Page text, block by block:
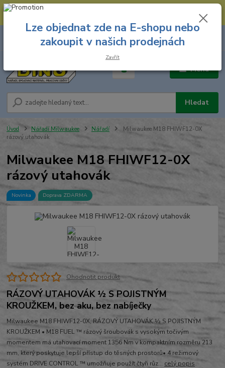
--- Spojovací materiál: 774 431 045 --- Prodejna nářadí: 731 449 423 --
Menu
Hledat
8.00 hod. - 16.00 hod.
za
Úvod Nářadí Milwaukee Nářadí
Milwaukee M18 FHIWF12-0X
rázový utahovák
Milwaukee M18 FHIWF12-0X
rázový utahovák
Novinka Doprava ZDARMA
Ohodnotit produkt
RÁZOVÝ UTAHOVÁK ½ S POJISTNÝM
KROUŽKEM, bez aku, bez nabíječky
Milwaukee M18 FHIWF12-0X, RÁZOVÝ UTAHOVÁK ½ S POJISTNÝM
KROUŽKEM • M18 FUEL ™ rázový šroubovák s vysokým točivým
momentem má utahovací moment 1356 Nm v kompaktním rozměru 213
mm, který poskytuje lepší přístup do těsných prostorů• 4 režimový
systém DRIVE CONTROL ™ umožňuje použít čtyři růz... celý popis
Lze objednat zde na E-shopu nebo
zakoupit v našich prodejnách
Zavřít